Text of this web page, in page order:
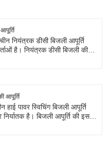
नियंत्रक डीसी बिजली आपूर्ति
है। नियंत्रक डीसी बिजली की
आपूर्ति
हाई पावर स्विचिंग बिजली आपूर्ति
निर्यातक है। बिजली आपूर्ति की इस